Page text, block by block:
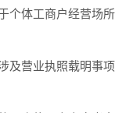
体工商户经营场所
营业执照载明事项